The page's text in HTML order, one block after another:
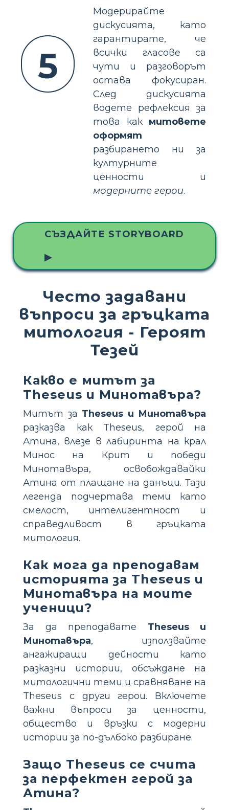
5
Модерирайте
дискусията, като
гарантирате, че
всички гласове са
чути и разговорът
остава фокусиран.
След дискусията
водете рефлексия за
това как митовете
оформят
разбирането ни за
културните
ценности и
модерните герои.
СЪЗДАЙТЕ STORYBOARD
▶
Често задавани
въпроси за гръцката
митология - Героят
Тезей
Какво е митът за
Theseus и Минотавъра?
Митът за Theseus и Минотавъра
разказва как Theseus, герой на
Атина, влезе в лабиринта на крал
Минос на Крит и победи
Минотавъра, освобождавайки
Атина от плащане на данъци. Тази
легенда подчертава теми като
смелост, интелигентност и
справедливост в гръцката
митология.
Как мога да преподавам
историята за Theseus и
Минотавъра на моите
ученици?
За да преподавате Theseus и
Минотавъра, използвайте
ангажиращи дейности като
разказни истории, обсъждане на
митологични теми и сравняване на
Theseus с други герои. Включете
важни въпроси за ценности,
общество и връзки с модерни
истории за по-дълбоко разбиране.
Защо Theseus се счита
за перфектен герой за
Атина?